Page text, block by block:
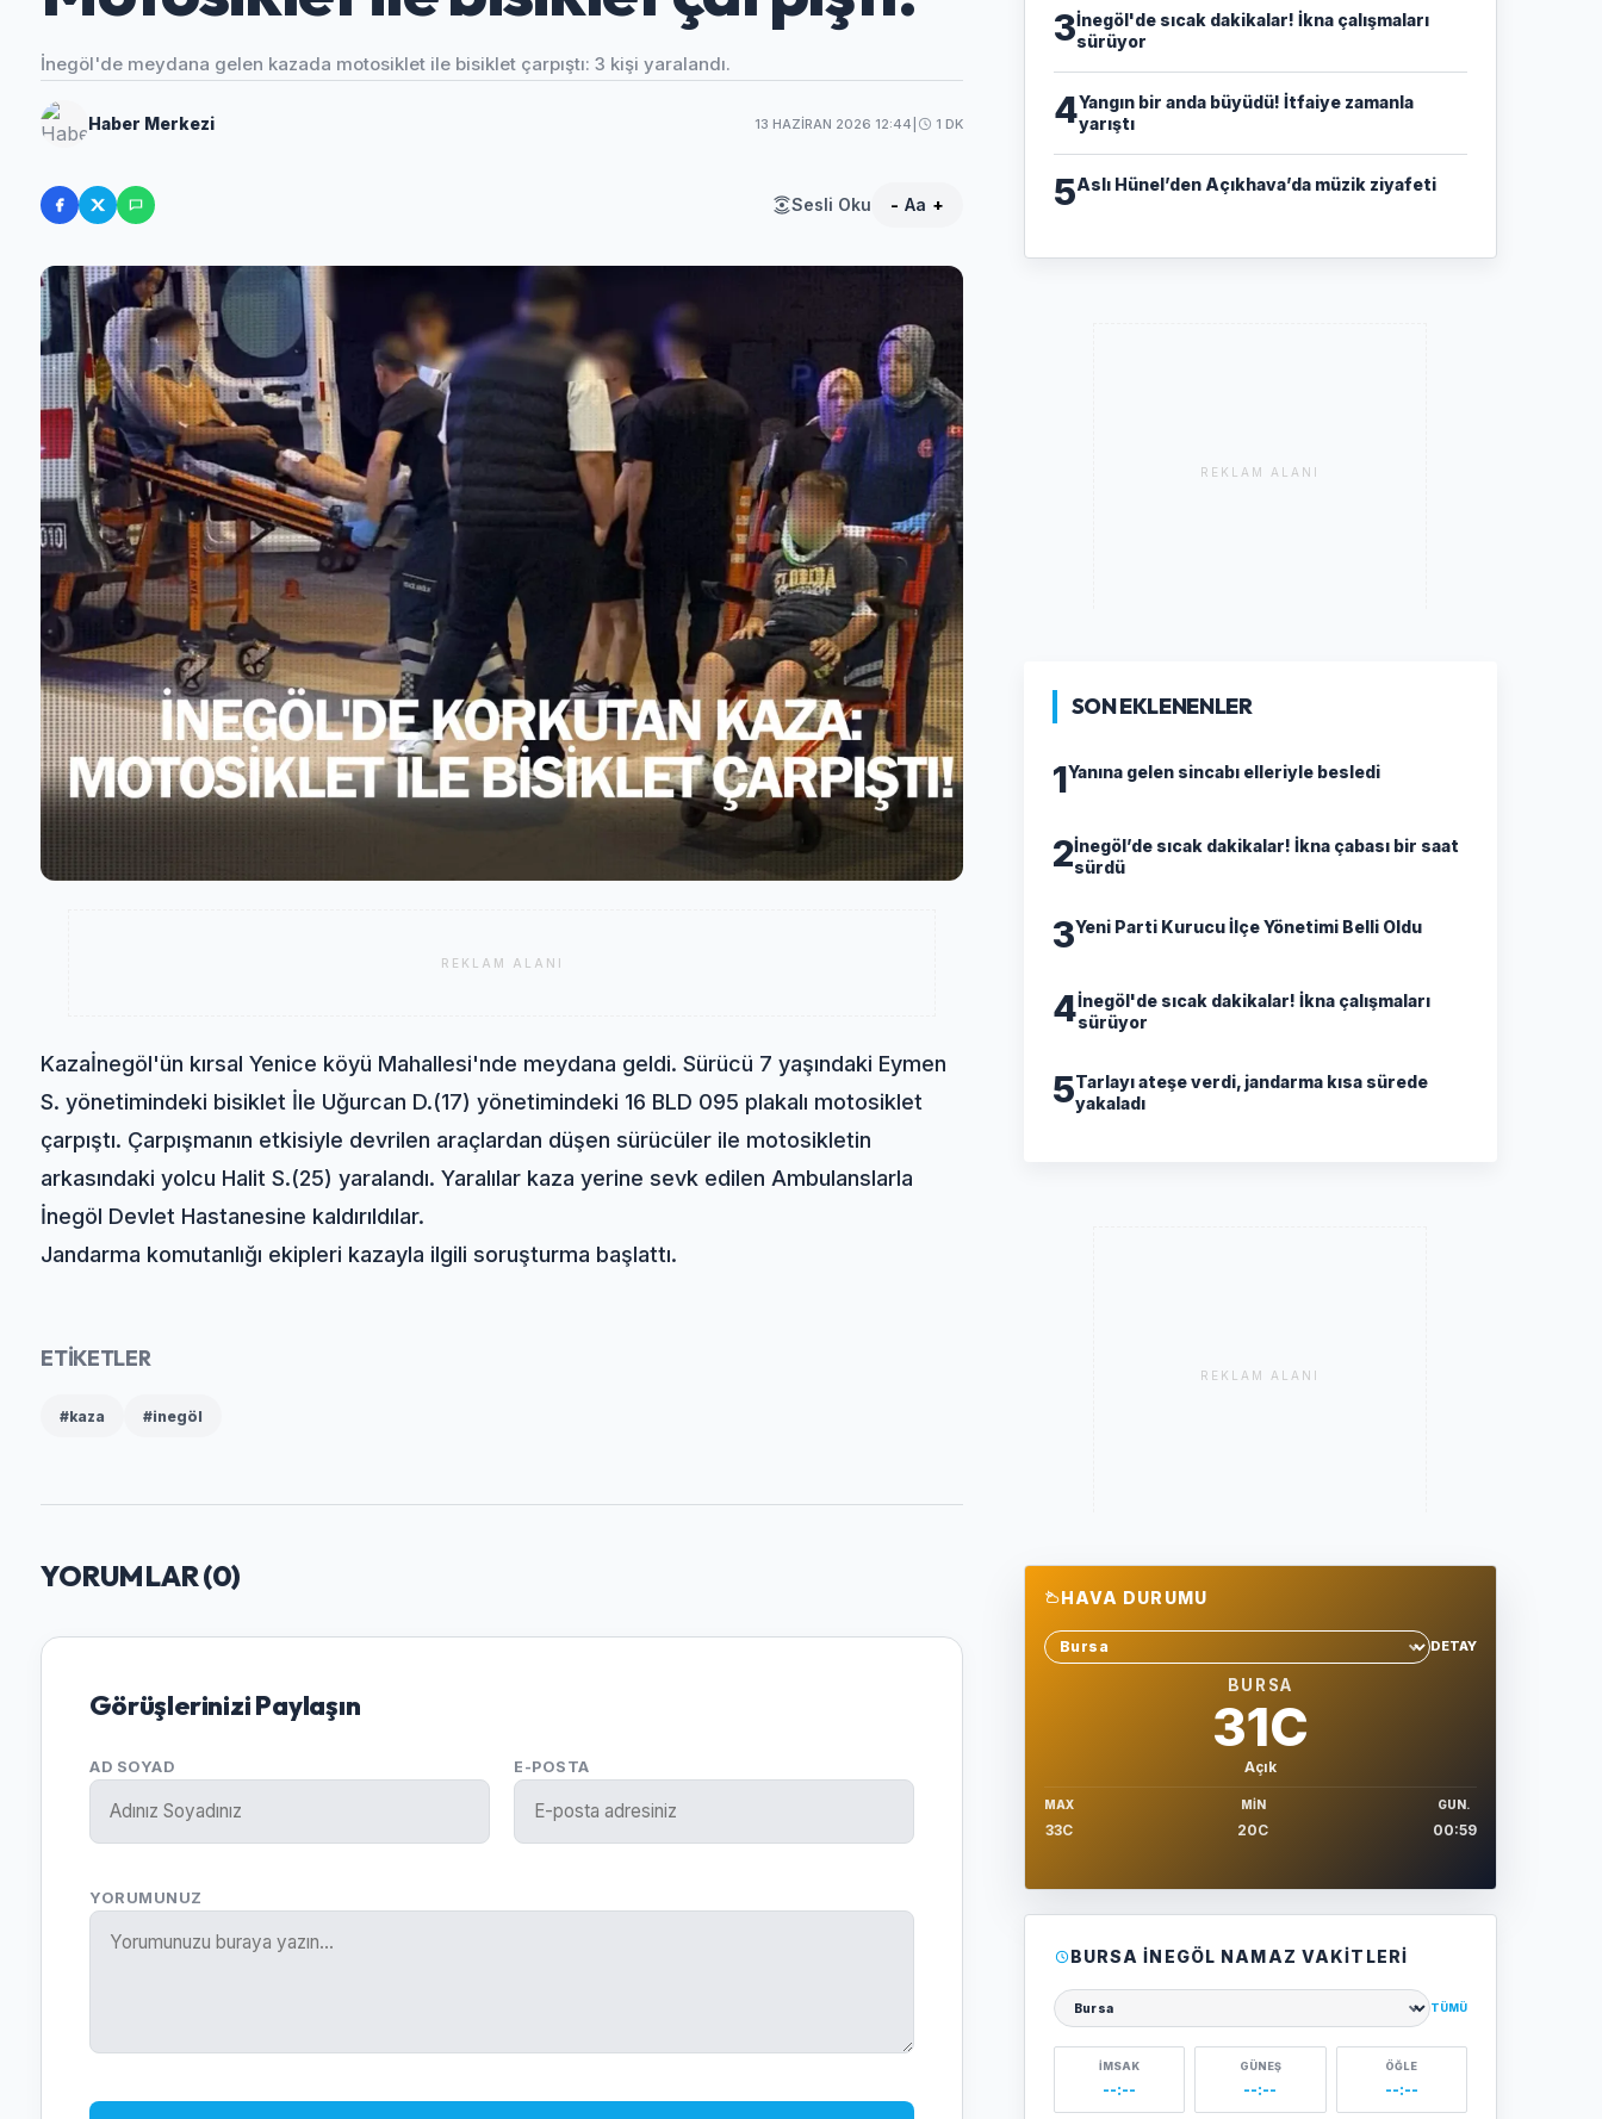
İnegöl'de meydana gelen kazada motosiklet ile bisiklet çarpıştı: 3 kişi yaralandı.
Haber Merkezi 13 HAZIRAN 2026 12:44 1 DK
Sesli Oku - Aa +
REKLAM ALANI
Kazaİnegöl'ün kırsal Yenice köyü Mahallesi'nde meydana geldi. Sürücü 7 yaşındaki Eymen
S. yönetimindeki bisiklet İle Uğurcan D.(17) yönetimindeki 16 BLD 095 plakalı motosiklet
çarpıştı. Çarpışmanın etkisiyle devrilen araçlardan düşen sürücüler ile motosikletin
arkasındaki yolcu Halit S.(25) yaralandı. Yaralılar kaza yerine sevk edilen Ambulanslarla
İnegöl Devlet Hastanesine kaldırıldılar.
Jandarma komutanlığı ekipleri kazayla ilgili soruşturma başlattı.
ETİKETLER
#kaza #inegöl
YORUMLAR (0)
Görüşlerinizi Paylaşın
AD SOYAD E-POSTA
YORUMUNUZ
3İnegöl'de sıcak dakikalar! İkna çalışmaları
sürüyor
4Yangın bir anda büyüdü! İtfaiye zamanla
yarıştı
5Aslı Hünel’den Açıkhava’da müzik ziyafeti
REKLAM ALANI
SON EKLENENLER
1Yanına gelen sincabı elleriyle besledi
2İnegöl’de sıcak dakikalar! İkna çabası bir saat
sürdü
3Yeni Parti Kurucu İlçe Yönetimi Belli Oldu
4İnegöl'de sıcak dakikalar! İkna çalışmaları
sürüyor
5Tarlayı ateşe verdi, jandarma kısa sürede
yakaladı
REKLAM ALANI
HAVA DURUMU
Sehir sec
DETAY
BURSA
31C
Açık
MAX
33C
MIN
20C
GUN.
00:59
BURSA İNEGÖL NAMAZ VAKITLERI
Şehir seçin
TÜMÜ
İMSAK
--:--
GÜNEŞ
--:--
ÖĞLE
--:--